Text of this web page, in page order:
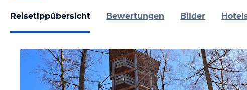
Reisetippübersicht Bewertungen Bilder